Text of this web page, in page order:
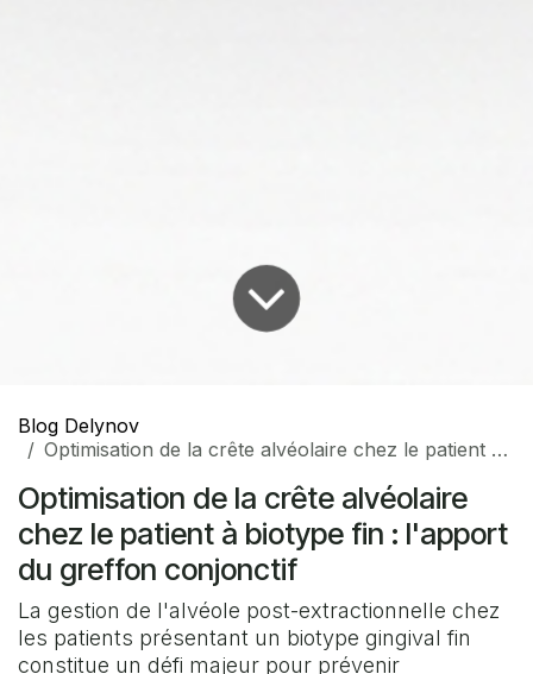
Blog Delynov
Optimisation de la crête alvéolaire chez le patient à biotype fin : l'apport du greffon conjonctif
Optimisation de la crête alvéolaire
chez le patient à biotype fin : l'apport
du greffon conjonctif
La gestion de l'alvéole post-extractionnelle chez
les patients présentant un biotype gingival fin
constitue un défi majeur pour prévenir